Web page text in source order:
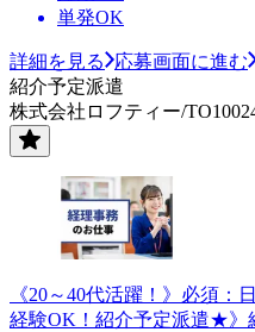
単発OK
詳細を見る
応募画面に進む
紹介予定派遣
株式会社ロフティー/
《20～40代活躍！》必須
経験OK！紹介予定派遣★》